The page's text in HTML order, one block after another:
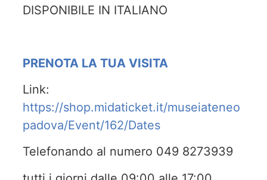
DISPONIBILE IN ITALIANO
PRENOTA LA TUA VISITA
Link:
https://shop.midaticket.it/museiateneo
padova/Event/162/Dates
Telefonando al numero 049 8273939